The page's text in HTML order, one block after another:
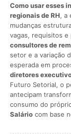
Como usar esses
regionais de RH, a
mudanças
vagas, requisitos e
consultores de
setor e a variação
esperada em
diretores
Futuro Setorial, o
antecipam
consumo do
Salário com base